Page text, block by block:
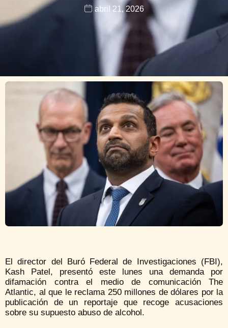
abril 21, 2026
El director del Buró Federal de Investigaciones (FBI),
Kash Patel, presentó este lunes una demanda por
difamación contra el medio de comunicación The
Atlantic, al que le reclama 250 millones de dólares por la
publicación de un reportaje que recoge acusaciones
sobre su supuesto abuso de alcohol.